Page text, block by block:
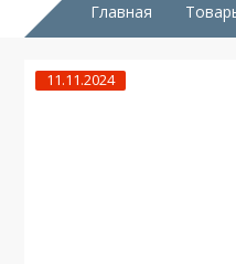
Главная
11.11.2024